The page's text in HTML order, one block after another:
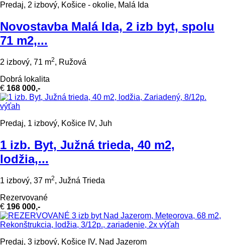
Predaj, 2 izbový, Košice - okolie, Malá Ida
Novostavba Malá Ida, 2 izb byt, spolu
71 m2,...
2 izbový, 71 m2, Ružová
Dobrá lokalita
€ 168 000,-
Predaj, 1 izbový, Košice IV, Juh
1 izb. Byt, Južná trieda, 40 m2,
lodžia,...
1 izbový, 37 m2, Južná Trieda
Rezervované
€ 196 000,-
Predaj, 3 izbový, Košice IV, Nad Jazerom